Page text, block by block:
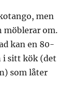
men
möblerar om.
kan en 80-
i sitt kök (det
som låter